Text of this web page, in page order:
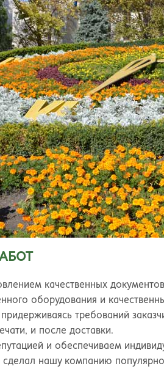
качественных
оборудования и
требований
и после доставки.
и обеспечиваем
сделал нашу компанию